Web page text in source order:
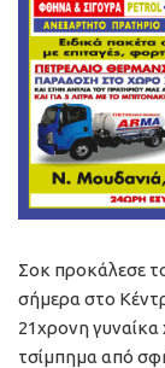
Σοκ προκάλεσε
σήμερα στο
21χρονη γυναίκα
τσίμπημα από